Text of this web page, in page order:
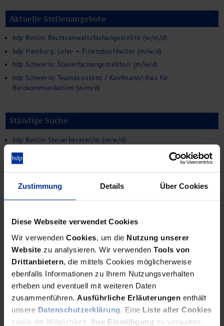
Zustimmung Details Über Cookies
Diese Webseite verwendet Cookies
Wir verwenden Cookies , um die Nutzung unserer
Website zu analysieren. Wir verwenden Tools von
Drittanbietern , die mittels Cookies möglicherweise
ebenfalls Informationen zu Ihrem Nutzungsverhalten
erheben und eventuell mit weiteren Daten
zusammenführen. Ausführliche Erläuterungen enthält
unsere Datenschutzerklärung . Eine Liste aller Cookies
sowie die Möglichkeit, Ihre Einwilligung zu verwalten,
Aktuelle Stellenangebote
bdp Berlin: Rechtsanwaltsfachangestellte (w/m/d)
bdp Hamburg: Lohn- + Finanzbuchhalter (m/w/d)
bdp Schwerin: Steuerfachangestellte/r (m/w/d)
bdp Schwerin: Teamassistenz / Kaufmann/-frau für
Bürokommunikation (w/m/d)
Ständige Suche
bdp Berlin: Steuerberater/in (m/w/d)
bdp Berlin: Steuerfachangestellte*n (m/w/d) oder
Steuerfachwirt*in (m/w/d)
bdp Potsdam: Steuerfachangestellte/n oder Steuerfachwirt/in
(m/w/d)
bdp Newsletter
bdp aktuell erscheint auch als monatlicher E-Mail-Newsletter.
Newsletter bestellen
bdp China Newsletter